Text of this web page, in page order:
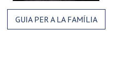
GUIA PER A LA FAMÍLIA